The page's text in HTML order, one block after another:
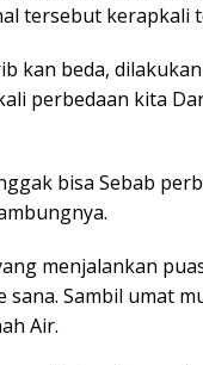
tersebut kerapkali
kan beda,
perbedaan kita
bisa Sebab
menjalankan
Sambil umat
Air.